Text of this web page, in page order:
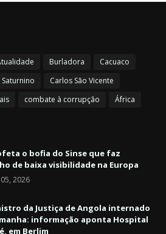
Burladora
Cacuaco
Carlos São Vicente
combate à corrupção África
o bofia do Sinse que faz
de baixa visibilidade na Europa
2026
da Justiça de Angola internado
informação aponta Hospital
em Berlim